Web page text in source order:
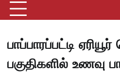
பாப்பாரப்பட்டி
பகுதிகளில் உணவு